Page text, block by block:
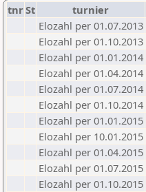
tnrSt turnier
Elozahl per 01.07.2013
Elozahl per 01.10.2013
Elozahl per 01.01.2014
Elozahl per 01.04.2014
Elozahl per 01.07.2014
Elozahl per 01.10.2014
Elozahl per 01.01.2015
Elozahl per 10.01.2015
Elozahl per 01.04.2015
Elozahl per 01.07.2015
Elozahl per 01.10.2015